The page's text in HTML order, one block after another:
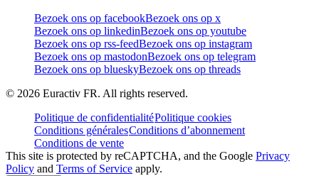
Bezoek ons op facebookBezoek ons op x
Bezoek ons op linkedinBezoek ons op youtube
Bezoek ons op rss-feedBezoek ons op instagram
Bezoek ons op mastodonBezoek ons op telegram
Bezoek ons op blueskyBezoek ons op threads
© 2026 Euractiv FR. All rights reserved.
Politique de confidentialitéPolitique cookies
Conditions généralesConditions d’abonnement
Conditions de vente
This site is protected by reCAPTCHA, and the Google Privacy
Policy and Terms of Service apply.